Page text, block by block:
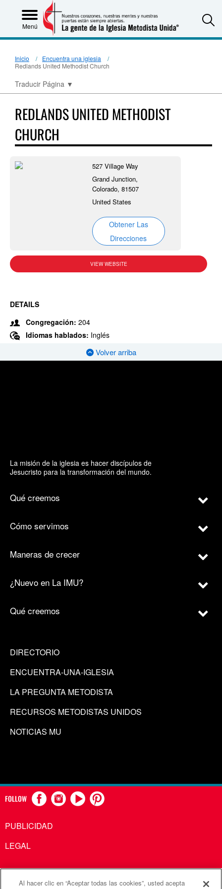
Menú
Inicio
Encuentra una iglesia
Redlands United Methodist Church
Traducir Página ▼
REDLANDS UNITED METHODIST
CHURCH
527 Village Way
Grand Junction,
Colorado, 81507
United States
Obtener Las
Direcciones
VIEW WEBSITE
DETAILS
Congregación: 204
Idiomas hablados: Inglés
Volver arriba
La misión de la iglesia es hacer discípulos de
Jesucristo para la transformación del mundo.
Qué creemos
Cómo servimos
Maneras de crecer
¿Nuevo en La IMU?
Qué creemos
DIRECTORIO
ENCUENTRA-UNA-IGLESIA
LA PREGUNTA METODISTA
RECURSOS METODISTAS UNIDOS
NOTICIAS MU
FOLLOW
PUBLICIDAD
LEGAL
Al hacer clic en “Aceptar todas las cookies”, usted acepta